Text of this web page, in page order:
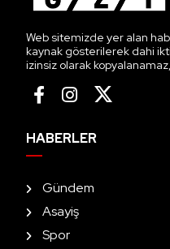
Web sitemizde yer alan
kaynak gösterilerek dahi
izinsiz olarak
HABERLER
Gündem
Asayiş
Spor